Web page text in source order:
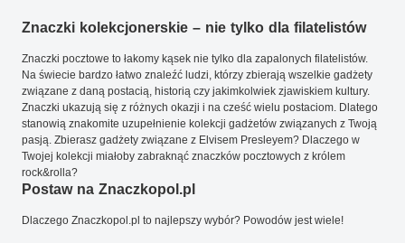
Znaczki kolekcjonerskie – nie tylko dla filatelistów
Znaczki pocztowe to łakomy kąsek nie tylko dla zapalonych filatelistów.
Na świecie bardzo łatwo znaleźć ludzi, którzy zbierają wszelkie gadżety
związane z daną postacią, historią czy jakimkolwiek zjawiskiem kultury.
Znaczki ukazują się z różnych okazji i na cześć wielu postaciom. Dlatego
stanowią znakomite uzupełnienie kolekcji gadżetów związanych z Twoją
pasją. Zbierasz gadżety związane z Elvisem Presleyem? Dlaczego w
Twojej kolekcji miałoby zabraknąć znaczków pocztowych z królem
rock&rolla?
Postaw na Znaczkopol.pl
Dlaczego Znaczkopol.pl to najlepszy wybór? Powodów jest wiele!